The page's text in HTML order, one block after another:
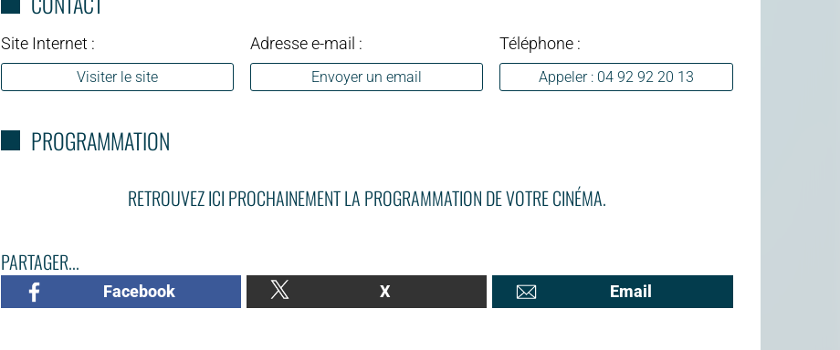
Site Internet :
Visiter le site
Adresse e-mail :
Envoyer un email
Téléphone :
Appeler : 04 92 92 20 13
PROGRAMMATION
RETROUVEZ ICI PROCHAINEMENT LA PROGRAMMATION DE VOTRE CINÉMA.
PARTAGER...
Facebook X Email